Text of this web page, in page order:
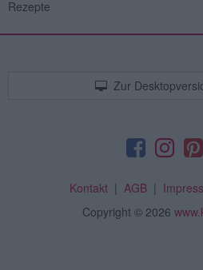
Rezepte
Zur
Kontakt| AGB|
Copyright © 2026